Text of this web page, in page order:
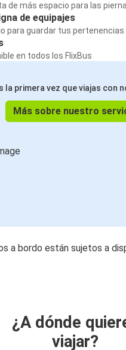
de más espacio para las
de equipajes
para guardar tus
en todos los FlixBus
la primera vez que viajas con
Más sobre nuestro
a bordo están sujetos a
¿A dónde
viajar?